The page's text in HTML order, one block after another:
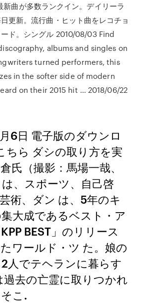
曲が多数ランクイン。デイリーラ
更新。流行曲・ヒット曲をレコチョ
ド。シングル 2010/08/03 Find
albums and singles on
turned performers, this
in the softer side of modern
on their 2015 hit … 2018/06/22
6日 電子版のダウンロ
ちら ダシの取り方を実
氏（撮影：馬場一哉、
、スポーツ、自己啓
術、ダン は、5年のキ
大成であるベスト・ア
BEST」のリリース
ワールド・ツ た。娘の
人でテヘランに暮らす
過去の亡霊に取りつかれ
こ.